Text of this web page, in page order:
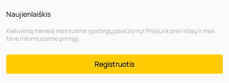
Naujienlaiškis
Kiekvieną mėnesį mes turime ypatingų pasiūlymų! Prisijunk prie mūsų ir mes
tave informuosime pirmąjį.
Registruotis